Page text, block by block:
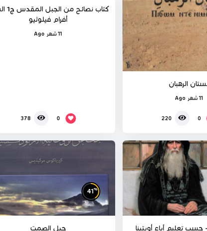
الرهبان
11 شهر Ago
0
220
كتاب
أفرام فيلوثيو
11 شهر Ago
0
378
تعليم آباء أوبتينا
41%
جبل الصمت